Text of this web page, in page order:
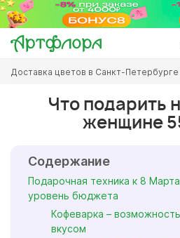
Перейти
основному
содержанию
Вы
здесь
Доставка цветов в Санкт-Петербурге
Что подарить
женщине
Содержание
Подарочная техника к 8
уровень бюджета
Кофеварка –
вкусом